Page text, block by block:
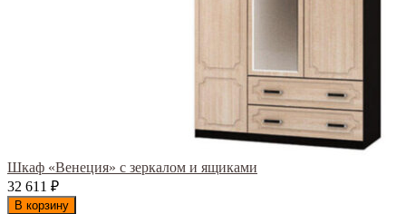
Шкаф «Венеция» с зеркалом и ящиками
32 611
₽
В корзину